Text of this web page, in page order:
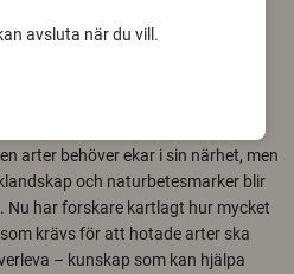
för att rädda hotade
arter behöver ekar i sin närhet, men
och naturbetesmarker blir
Nu har forskare kartlagt hur mycket
krävs för att hotade arter ska
– kunskap som kan hjälpa
avsluta när du vill.